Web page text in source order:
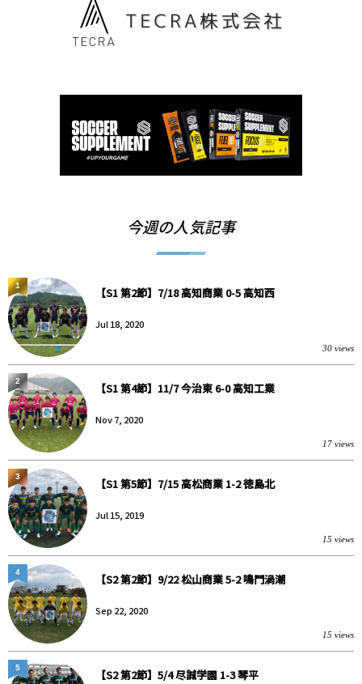
今週の人気記事
【S1 第2節】7/18 高知商業 0-5 高知西
Jul 18, 2020
30 views
1
【S1 第4節】11/7 今治東 6-0 高知工業
Nov 7, 2020
17 views
2
【S1 第5節】7/15 高松商業 1-2 徳島北
Jul 15, 2019
15 views
3
【S2 第2節】9/22 松山商業 5-2 鳴門渦潮
Sep 22, 2020
15 views
4
【S2 第2節】5/4 尽誠学園 1-3 琴平
5